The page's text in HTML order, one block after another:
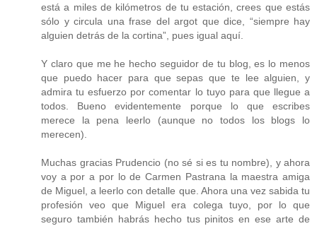
está a miles de kilómetros de tu estación, crees que estás
sólo y circula una frase del argot que dice, “siempre hay
alguien detrás de la cortina”, pues igual aquí.
Y claro que me he hecho seguidor de tu blog, es lo menos
que puedo hacer para que sepas que te lee alguien, y
admira tu esfuerzo por comentar lo tuyo para que llegue a
todos. Bueno evidentemente porque lo que escribes
merece la pena leerlo (aunque no todos los blogs lo
merecen).
Muchas gracias Prudencio (no sé si es tu nombre), y ahora
voy a por a por lo de Carmen Pastrana la maestra amiga
de Miguel, a leerlo con detalle que. Ahora una vez sabida tu
profesión veo que Miguel era colega tuyo, por lo que
seguro también habrás hecho tus pinitos en ese arte de